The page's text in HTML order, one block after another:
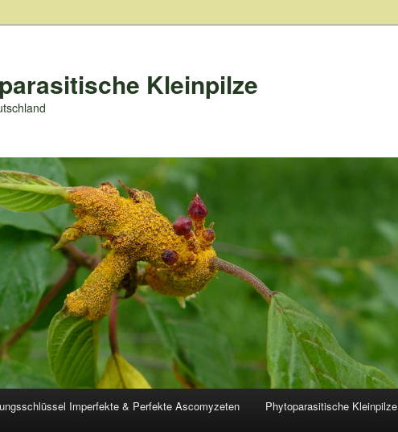
Kleinpilze
Imperfekte & Perfekte Ascomyzeten Phytoparasitische Kleinpilze